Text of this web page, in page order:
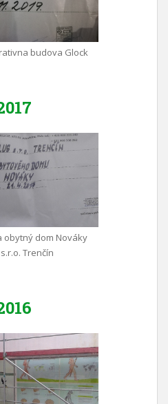
budova Glock
obytný dom Nováky
Trenčín